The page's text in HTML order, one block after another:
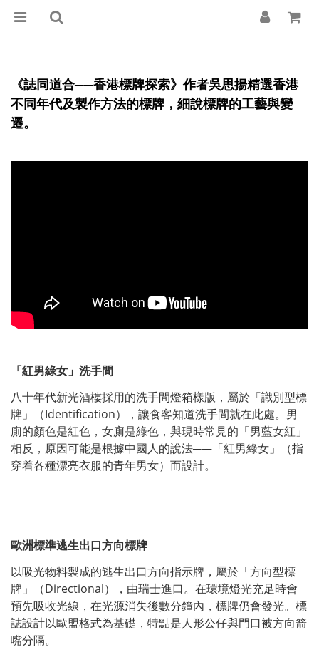
《誌同道合──香港標牌探索》作者吳思揚精選香港
不同年代及製作方法的標牌，細說標牌的工藝與變
遷。
「紅男綠女」洗手間
八十年代新光酒樓採用的洗手間燈箱樣版，屬於「識別型標
牌」（Identification），讓食客知道洗手間就在此處。男
廁的顏色是紅色，女廁是綠色，與現時常見的「男藍女紅」
相反，原因可能是根據中國人的說法─—「紅男綠女」（指
穿着各種漂亮衣服的青年男女）而設計。
歐洲標準逃生出口方向標牌
以吸光物料製成的逃生出口方向指示牌，屬於「方向型標
牌」（Directional），由瑞士進口。在環境燈光充足時會
預先吸收光線，在光源消失後數分鐘內，標牌仍會發光。標
誌設計以歐盟格式為基礎，特點是人形公仔與門口被方向箭
嘴分隔。